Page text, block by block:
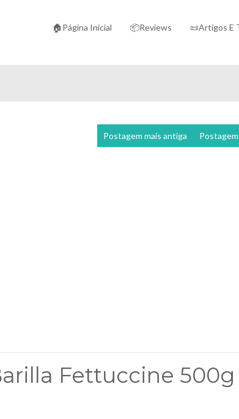
🏠Página Inicial 📦Reviews 📜Artigos E
Postagem mais antiga
Fettuccine 500g